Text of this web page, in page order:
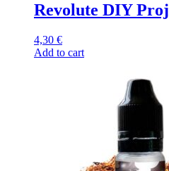
Revolute DIY
4,30 €
Add to cart